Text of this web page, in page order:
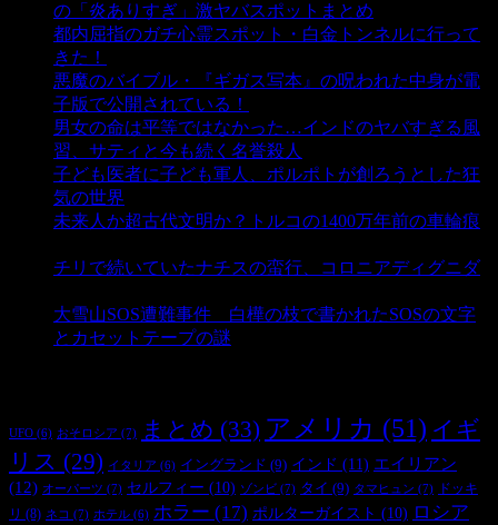
の「炎ありすぎ」激ヤバスポットまとめ
都内屈指のガチ心霊スポット・白金トンネルに行って
きた！
悪魔のバイブル・『ギガス写本』の呪われた中身が電
子版で公開されている！
男女の命は平等ではなかった…インドのヤバすぎる風
習、サティと今も続く名誉殺人
子ども医者に子ども軍人、ポルポトが創ろうとした狂
気の世界
未来人か超古代文明か？トルコの1400万年前の車輪痕
チリで続いていたナチスの蛮行、コロニアディグニダ
大雪山SOS遭難事件 白樺の枝で書かれたSOSの文字
とカセットテープの謎
UFO (6) おそロシア (7) まとめ (33) アメリカ (51) イギ
リス (29) イタリア (6) イングランド (9) インド (11) エイリアン
(12) オーパーツ (7) セルフィー (10) ゾンビ (7) タイ (9) タマヒュン (7)
ドッキ
リ (8) ネコ (7) ホテル (6) ホラー (17) ポルターガイスト (10) ロシア